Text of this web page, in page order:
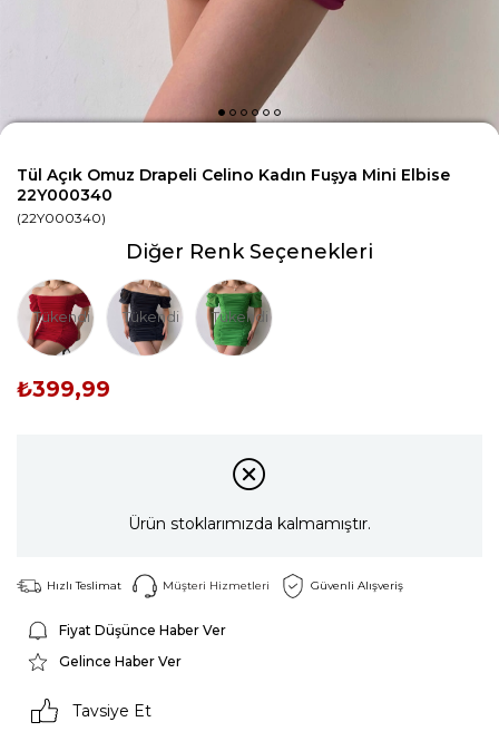
Tül Açık Omuz Drapeli Celino Kadın Fuşya Mini Elbise
22Y000340
(22Y000340)
Diğer Renk Seçenekleri
Tükendi Tükendi Tükendi
₺399,99
Ürün stoklarımızda kalmamıştır.
Hızlı Teslimat Müşteri Hizmetleri Güvenli Alışveriş
Fiyat Düşünce Haber Ver
Gelince Haber Ver
Tavsiye Et